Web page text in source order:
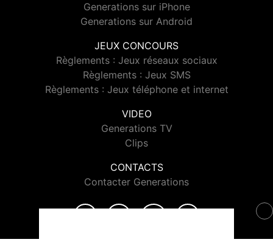
Generations sur iPhone
Generations sur Android
JEUX CONCOURS
Règlements : Jeux réseaux sociaux
Règlements : Jeux SMS
Règlements : Jeux téléphone et internet
VIDEO
Generations TV
Clips
CONTACTS
Contacter Generations